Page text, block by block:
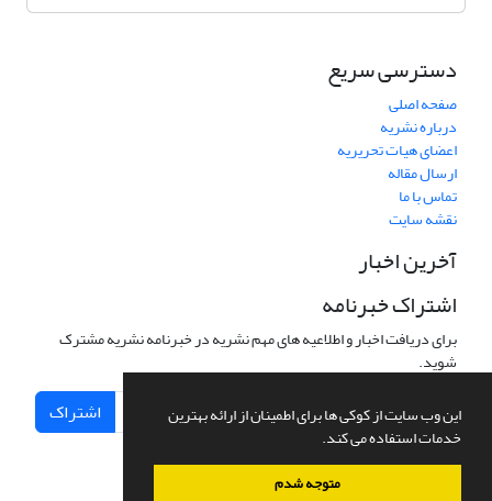
این وب سایت از کوکی ها برای اطمینان از ارائه بهترین
خدمات استفاده می کند.
متوجه شدم
دسترسی سریع
صفحه اصلی
درباره نشریه
اعضای هیات تحریریه
ارسال مقاله
تماس با ما
نقشه سایت
آخرین اخبار
اشتراک خبرنامه
برای دریافت اخبار و اطلاعیه های مهم نشریه در خبرنامه نشریه مشترک
شوید.
اشتراک